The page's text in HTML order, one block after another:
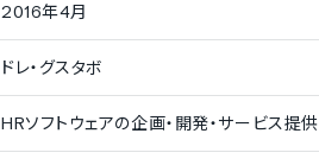
2016年4月
ドレ・グスタボ
HRソフトウェアの企画・開発・サービス提供